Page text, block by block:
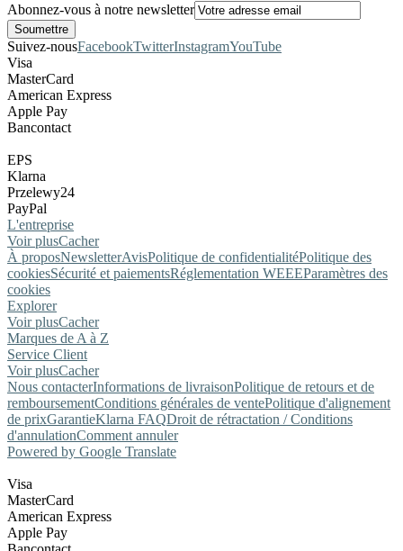
Abonnez-vous à notre newsletter
Suivez-nousFacebookTwitterInstagramYouTube
Visa
MasterCard
American Express
Apple Pay
Bancontact
EPS
Klarna
Przelewy24
PayPal
L'entreprise
Voir plusCacher
À proposNewsletterAvisPolitique de confidentialitéPolitique des
cookiesSécurité et paiementsRéglementation WEEEParamètres des
cookies
Explorer
Voir plusCacher
Marques de A à Z
Service Client
Voir plusCacher
Nous contacterInformations de livraisonPolitique de retours et de
remboursementConditions générales de ventePolitique d'alignement
de prixGarantieKlarna FAQDroit de rétractation / Conditions
d'annulationComment annuler
Powered by Google Translate
Visa
MasterCard
American Express
Apple Pay